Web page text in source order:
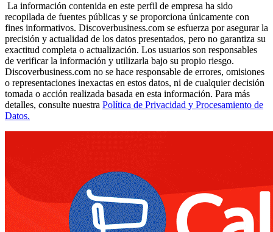
La información contenida en este perfil de empresa ha sido
recopilada de fuentes públicas y se proporciona únicamente con
fines informativos. Discoverbusiness.com se esfuerza por asegurar la
precisión y actualidad de los datos presentados, pero no garantiza su
exactitud completa o actualización. Los usuarios son responsables
de verificar la información y utilizarla bajo su propio riesgo.
Discoverbusiness.com no se hace responsable de errores, omisiones
o representaciones inexactas en estos datos, ni de cualquier decisión
tomada o acción realizada basada en esta información. Para más
detalles, consulte nuestra Política de Privacidad y Procesamiento de
Datos.